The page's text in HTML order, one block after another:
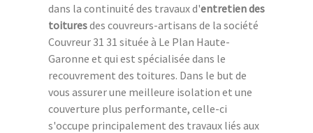
dans la continuité des travaux d'entretien des
toituresdes couvreurs-artisans de la société
Couvreur 31 31 située à Le Plan Haute-
Garonne et qui est spécialisée dans le
recouvrement des toitures. Dans le but de
vous assurer une meilleure isolation et une
couverture plus performante, celle-ci
s'occupe principalement des travaux liés aux